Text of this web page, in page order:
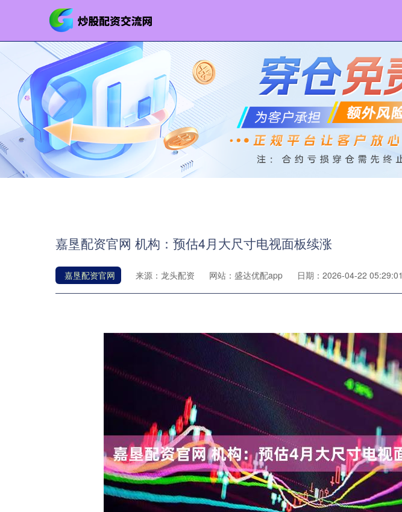
嘉垦配资官网 机构：预估4月大尺寸电视面板续涨
嘉垦配资官网 来源：龙头配资 网站：盛达优配app 日期：2026-04-22 05:29:01